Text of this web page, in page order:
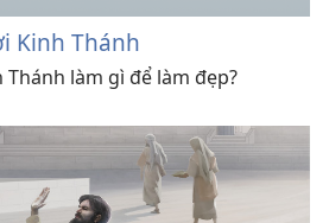
Kinh Thánh
làm gì để làm đẹp?